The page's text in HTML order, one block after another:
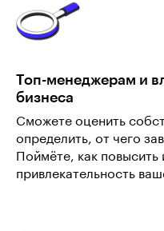
Топ-менеджерам и
бизнеса
Сможете оценить
определить, от чего
Поймёте, как повысить
привлекательность